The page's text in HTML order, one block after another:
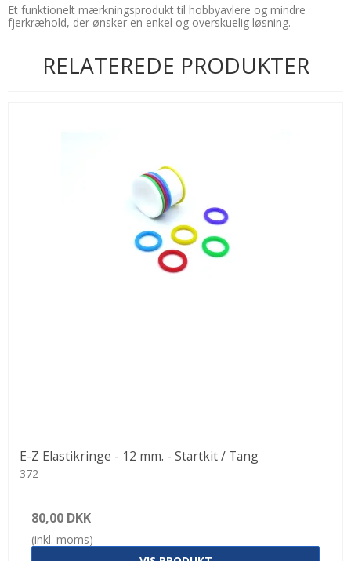
Et funktionelt mærkningsprodukt til hobbyavlere og mindre
fjerkræhold, der ønsker en enkel og overskuelig løsning.
RELATEREDE PRODUKTER
E-Z Elastikringe - 12 mm. - Startkit / Tang
372
80,00 DKK
(inkl. moms)